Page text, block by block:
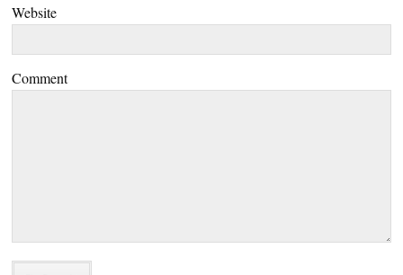
Website
Comment